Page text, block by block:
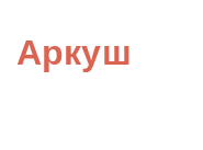
content
Аркуш